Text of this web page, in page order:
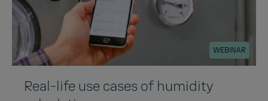
WEBINAR
Real-life use cases of humidity